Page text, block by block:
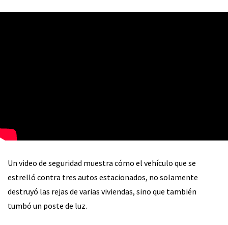
Un video de seguridad muestra cómo el vehículo que se
estrelló contra tres autos estacionados, no solamente
destruyó las rejas de varias viviendas, sino que también
tumbó un poste de luz.